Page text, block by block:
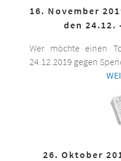
16. November
den 24.12.
Wer möchte einen
24.12.2019 gegen
26. Oktober